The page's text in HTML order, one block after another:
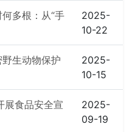
多根：从“手
2025-
10-22
生动物保护
2025-
10-15
展食品安全宣
2025-
09-19